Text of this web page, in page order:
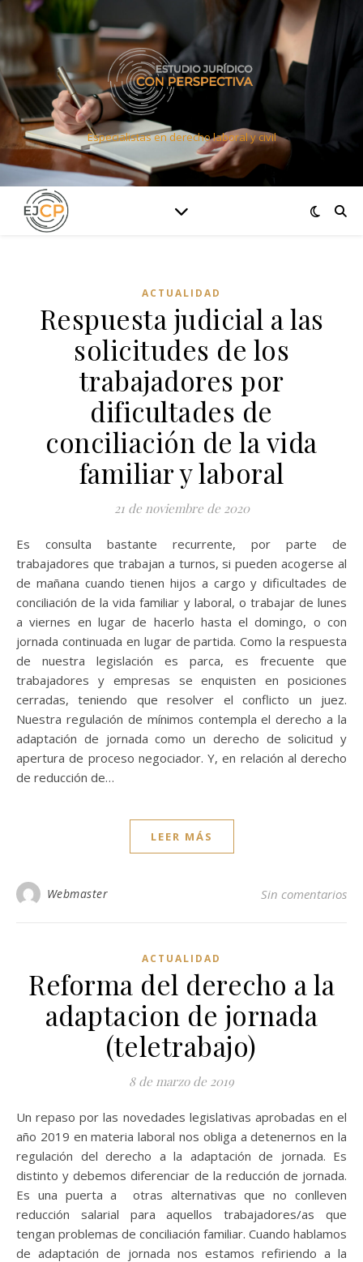
Especialistas en derecho laboral y civil
ACTUALIDAD
Respuesta judicial a las
solicitudes de los
trabajadores por
dificultades de
conciliación de la vida
familiar y laboral
21 de noviembre de 2020
Es consulta bastante recurrente, por parte de
trabajadores que trabajan a turnos, si pueden acogerse al
de mañana cuando tienen hijos a cargo y dificultades de
conciliación de la vida familiar y laboral, o trabajar de lunes
a viernes en lugar de hacerlo hasta el domingo, o con
jornada continuada en lugar de partida. Como la respuesta
de nuestra legislación es parca, es frecuente que
trabajadores y empresas se enquisten en posiciones
cerradas, teniendo que resolver el conflicto un juez.
Nuestra regulación de mínimos contempla el derecho a la
adaptación de jornada como un derecho de solicitud y
apertura de proceso negociador. Y, en relación al derecho
de reducción de…
LEER MÁS
Webmaster Sin comentarios
ACTUALIDAD
Reforma del derecho a la
adaptacion de jornada
(teletrabajo)
8 de marzo de 2019
Un repaso por las novedades legislativas aprobadas en el
año 2019 en materia laboral nos obliga a detenernos en la
regulación del derecho a la adaptación de jornada. Es
distinto y debemos diferenciar de la reducción de jornada.
Es una puerta a otras alternativas que no conlleven
reducción salarial para aquellos trabajadores/as que
tengan problemas de conciliación familiar. Cuando hablamos
de adaptación de jornada nos estamos refiriendo a la